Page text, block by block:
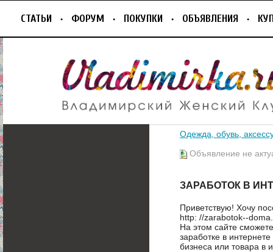
СТАТЬИ ФОРУМ ПОКУПКИ ОБЪЯВЛЕНИЯ
Одежда, обувь,
Объявление не
ЗАРАБОТОК В
Приветствую! Хочу
http: //zarabotok--
На этом сайте
заработке в
бизнеса или товара в